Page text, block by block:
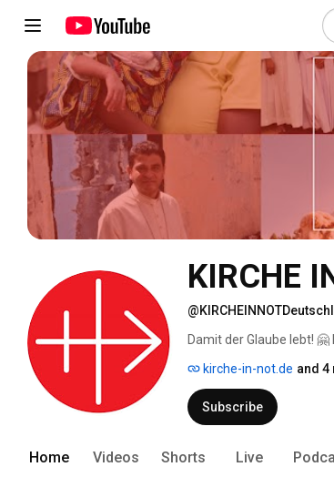
KIRCHE
Damit der Glaube lebt!
👍🏼! Wenn Du nichts
kirche-in-not.de and 4
Subscribe
Home Videos Shorts Live